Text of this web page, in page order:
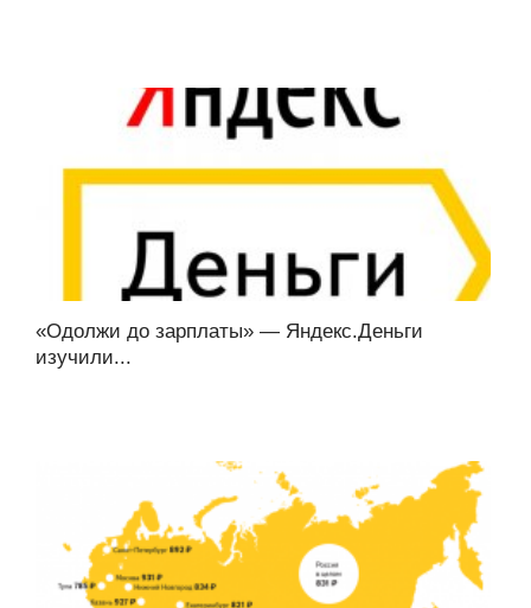
«Одолжи до зарплаты» — Яндекс.Деньги
изучили...